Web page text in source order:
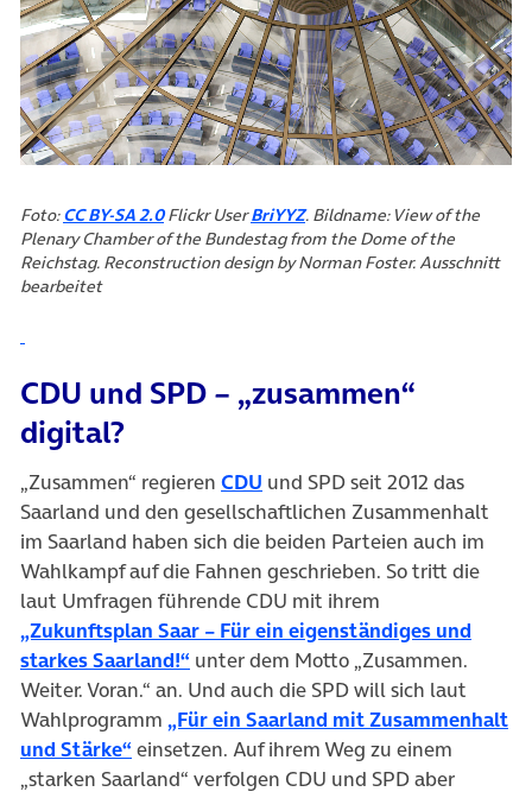
Foto:CC BY-SA 2.0(öffnet in neuem Tab)
Flickr UserBriYYZ(öffnet in neuem Tab)
. Bildname: View of the
Plenary Chamber of the Bundestag from the Dome of the
Reichstag. Reconstruction design by Norman Foster. Ausschnitt
bearbeitet
CDU und SPD – „zusammen“
digital?
„Zusammen“ regieren CDU (öffnet in neuem Tab)
und SPD seit 2012 das
Saarland und den gesellschaftlichen Zusammenhalt
im Saarland haben sich die beiden Parteien auch im
Wahlkampf auf die Fahnen geschrieben. So tritt die
laut Umfragen führende CDU mit ihrem
„Zukunftsplan Saar – Für ein eigenständiges und
starkes Saarland!“ (öffnet in neuem Tab)
unter dem Motto „Zusammen.
Weiter. Voran.“ an. Und auch die SPD will sich laut
Wahlprogramm „Für ein Saarland mit Zusammenhalt
und Stärke“ (öffnet in neuem Tab)
einsetzen. Auf ihrem Weg zu einem
„starken Saarland“ verfolgen CDU und SPD aber